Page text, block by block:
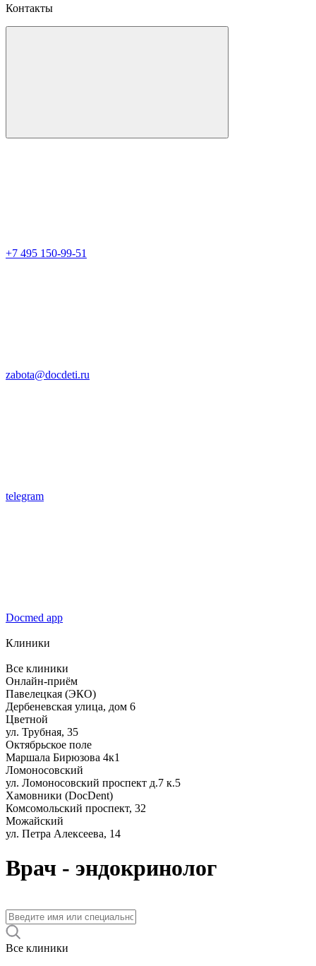
Контакты
+7 495 150-99-51
zabota@docdeti.ru
telegram
Docmed app
Клиники
Все клиники
Онлайн-приём
Павелецкая (ЭКО)
Дербеневская улица, дом 6
Цветной
ул. Трубная, 35
Октябрьское поле
Маршала Бирюзова 4к1
Ломоносовский
ул. Ломоносовский проспект д.7 к.5
Хамовники (DocDent)
Комсомольский проспект, 32
Можайский
ул. Петра Алексеева, 14
Врач - эндокринолог
Все клиники